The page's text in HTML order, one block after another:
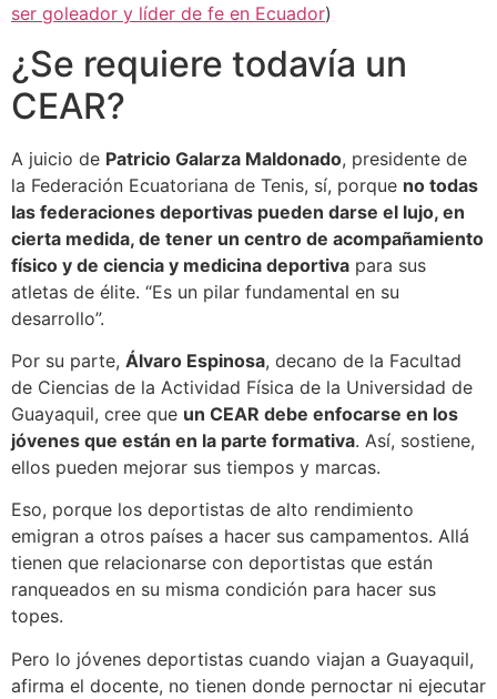
ser goleador y líder de fe en Ecuador)
¿Se requiere todavía un
CEAR?
A juicio de Patricio Galarza Maldonado, presidente de
la Federación Ecuatoriana de Tenis, sí, porque no todas
las federaciones deportivas pueden darse el lujo, en
cierta medida, de tener un centro de acompañamiento
físico y de ciencia y medicina deportiva para sus
atletas de élite. “Es un pilar fundamental en su
desarrollo”.
Por su parte, Álvaro Espinosa, decano de la Facultad
de Ciencias de la Actividad Física de la Universidad de
Guayaquil, cree que un CEAR debe enfocarse en los
jóvenes que están en la parte formativa. Así, sostiene,
ellos pueden mejorar sus tiempos y marcas.
Eso, porque los deportistas de alto rendimiento
emigran a otros países a hacer sus campamentos. Allá
tienen que relacionarse con deportistas que están
ranqueados en su misma condición para hacer sus
topes.
Pero lo jóvenes deportistas cuando viajan a Guayaquil,
afirma el docente, no tienen donde pernoctar ni ejecutar